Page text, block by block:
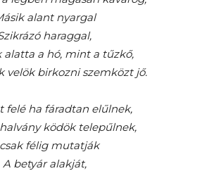
alant nyargal
haraggal,
alatta a hó, mint a tűzkő,
velök birkozni szemközt jő.
felé ha fáradtan elűlnek,
ködök telepűlnek,
félig mutatják
A betyár alakját,